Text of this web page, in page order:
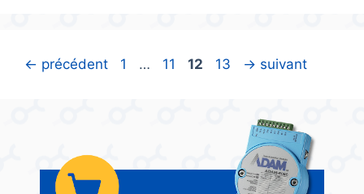
← précédent Page
1 … Page
11 Page
12 Page
13 → suivant